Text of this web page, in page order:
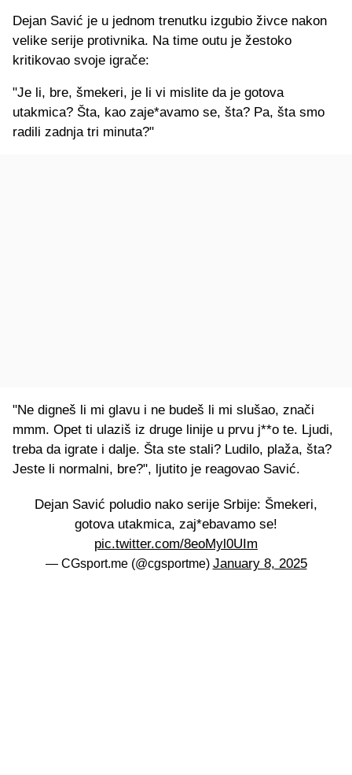
Dejan Savić je u jednom trenutku izgubio živce nakon
velike serije protivnika. Na time outu je žestoko
kritikovao svoje igrače:
"Je li, bre, šmekeri, je li vi mislite da je gotova
utakmica? Šta, kao zaje*avamo se, šta? Pa, šta smo
radili zadnja tri minuta?"
"Ne digneš li mi glavu i ne budeš li mi slušao, znači
mmm. Opet ti ulaziš iz druge linije u prvu j**o te. Ljudi,
treba da igrate i dalje. Šta ste stali? Ludilo, plaža, šta?
Jeste li normalni, bre?", ljutito je reagovao Savić.
Dejan Savić poludio nako serije Srbije: Šmekeri,
gotova utakmica, zaj*ebavamo se!
pic.twitter.com/8eoMyl0UIm
— CGsport.me (@cgsportme) January 8, 2025